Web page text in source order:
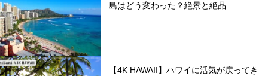
島はどう変わった？絶景と絶品...
【4K HAWAII】ハワイに活気が戻ってき